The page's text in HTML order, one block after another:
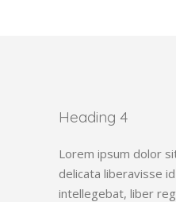
Heading 4
Lorem ipsum dolor
delicata liberavisse
intellegebat, liber